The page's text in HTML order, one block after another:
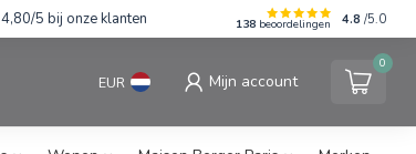
4,80/5 bij onze klanten 138 beoordelingen 4.8 /5.0
EUR Mijn account
0